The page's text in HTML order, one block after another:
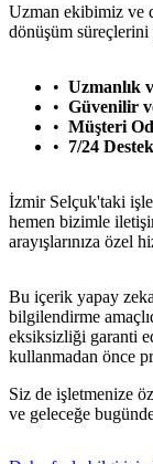
Uzman ekibimiz ve
dönüşüm
Uzmanlık
Güvenilir
Müşteri
7/24
İzmir Selçuk'taki
hemen bizimle
arayışlarınıza özel
Bu içerik yapay
bilgilendirme
eksiksizliği garanti
kullanmadan önce
Siz de işletmenize
ve geleceğe